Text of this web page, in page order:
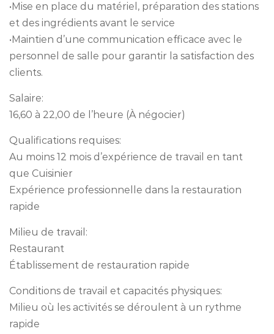
•Mise en place du matériel, préparation des stations
et des ingrédients avant le service
•Maintien d’une communication efficace avec le
personnel de salle pour garantir la satisfaction des
clients.
Salaire:
16,60 à 22,00 de l’heure (À négocier)
Qualifications requises:
Au moins 12 mois d’expérience de travail en tant
que Cuisinier
Expérience professionnelle dans la restauration
rapide
Milieu de travail:
Restaurant
Établissement de restauration rapide
Conditions de travail et capacités physiques:
Milieu où les activités se déroulent à un rythme
rapide